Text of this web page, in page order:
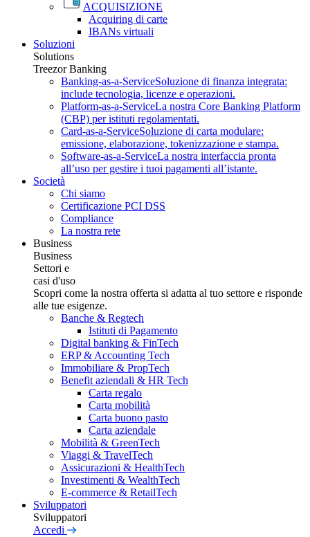
ACQUISIZIONE
Acquiring di carte
IBANs virtuali
Soluzioni
Solutions
Treezor Banking
Banking-as-a-ServiceSoluzione di finanza integrata:
include tecnologia, licenze e operazioni.
Platform-as-a-ServiceLa nostra Core Banking Platform
(CBP) per istituti regolamentati.
Card-as-a-ServiceSoluzione di carta modulare:
emissione, elaborazione, tokenizzazione e stampa.
Software-as-a-ServiceLa nostra interfaccia pronta
all’uso per gestire i tuoi pagamenti all’istante.
Società
Chi siamo
Certificazione PCI DSS
Compliance
La nostra rete
Business
Business
Settori e
casi d'uso
Scopri come la nostra offerta si adatta al tuo settore e risponde
alle tue esigenze.
Banche & Regtech
Istituti di Pagamento
Digital banking & FinTech
ERP & Accounting Tech
Immobiliare & PropTech
Benefit aziendali & HR Tech
Carta regalo
Carta mobilità
Carta buono pasto
Carta aziendale
Mobilità & GreenTech
Viaggi & TravelTech
Assicurazioni & HealthTech
Investimenti & WealthTech
E-commerce & RetailTech
Sviluppatori
Sviluppatori
Accedi